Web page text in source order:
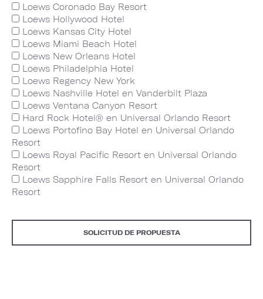
Loews Coronado Bay Resort
Loews Hollywood Hotel
Loews Kansas City Hotel
Loews Miami Beach Hotel
Loews New Orleans Hotel
Loews Philadelphia Hotel
Loews Regency New York
Loews Nashville Hotel en Vanderbilt Plaza
Loews Ventana Canyon Resort
Hard Rock Hotel® en Universal Orlando Resort
Loews Portofino Bay Hotel en Universal Orlando
Resort
Loews Royal Pacific Resort en Universal Orlando
Resort
Loews Sapphire Falls Resort en Universal Orlando
Resort
SOLICITUD DE PROPUESTA